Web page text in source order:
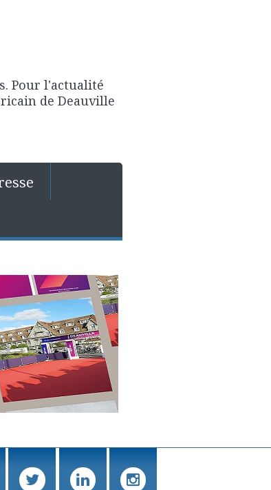
Pour l'actualité
de Deauville